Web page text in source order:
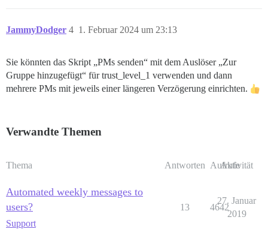
JammyDodger 1. Februar 2024 um 23:13
4
Sie könnten das Skript „PMs senden“ mit dem Auslöser „Zur
Gruppe hinzugefügt“ für trust_level_1 verwenden und dann
mehrere PMs mit jeweils einer längeren Verzögerung einrichten.
Verwandte Themen
Thema Antworten Aufrufe
Aktivität
Automated weekly messages to
users?
Support
13 4642
27. Januar
2019